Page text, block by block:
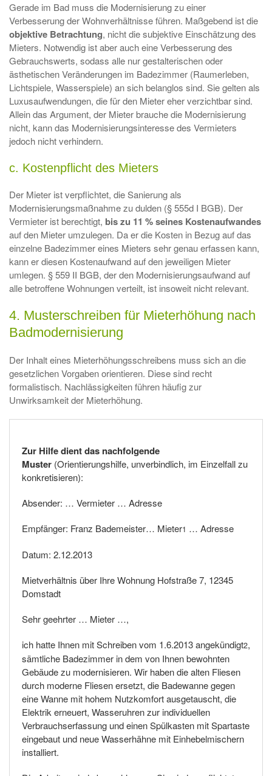
Gerade im Bad muss die Modernisierung zu einer
Verbesserung der Wohnverhältnisse führen. Maßgebend ist die
objektive Betrachtung, nicht die subjektive Einschätzung des
Mieters. Notwendig ist aber auch eine Verbesserung des
Gebrauchswerts, sodass alle nur gestalterischen oder
ästhetischen Veränderungen im Badezimmer (Raumerleben,
Lichtspiele, Wasserspiele) an sich belanglos sind. Sie gelten als
Luxusaufwendungen, die für den Mieter eher verzichtbar sind.
Allein das Argument, der Mieter brauche die Modernisierung
nicht, kann das Modernisierungsinteresse des Vermieters
jedoch nicht verhindern.
c. Kostenpflicht des Mieters
Der Mieter ist verpflichtet, die Sanierung als
Modernisierungsmaßnahme zu dulden (§ 555d I BGB). Der
Vermieter ist berechtigt, bis zu 11 % seines Kostenaufwandes
auf den Mieter umzulegen. Da er die Kosten in Bezug auf das
einzelne Badezimmer eines Mieters sehr genau erfassen kann,
kann er diesen Kostenaufwand auf den jeweiligen Mieter
umlegen. § 559 II BGB, der den Modernisierungsaufwand auf
alle betroffene Wohnungen verteilt, ist insoweit nicht relevant.
4. Musterschreiben für Mieterhöhung nach
Badmodernisierung
Der Inhalt eines Mieterhöhungsschreibens muss sich an die
gesetzlichen Vorgaben orientieren. Diese sind recht
formalistisch. Nachlässigkeiten führen häufig zur
Unwirksamkeit der Mieterhöhung.
Zur Hilfe dient das nachfolgende
Muster (Orientierungshilfe, unverbindlich, im Einzelfall zu
konkretisieren):
Absender: … Vermieter … Adresse
Empfänger: Franz Bademeister… Mieter1 … Adresse
Datum: 2.12.2013
Mietverhältnis über Ihre Wohnung Hofstraße 7, 12345
Domstadt
Sehr geehrter … Mieter …,
ich hatte Ihnen mit Schreiben vom 1.6.2013 angekündigt2,
sämtliche Badezimmer in dem von Ihnen bewohnten
Gebäude zu modernisieren. Wir haben die alten Fliesen
durch moderne Fliesen ersetzt, die Badewanne gegen
eine Wanne mit hohem Nutzkomfort ausgetauscht, die
Elektrik erneuert, Wasseruhren zur individuellen
Verbrauchserfassung und einen Spülkasten mit Spartaste
eingebaut und neue Wasserhähne mit Einhebelmischern
installiert.